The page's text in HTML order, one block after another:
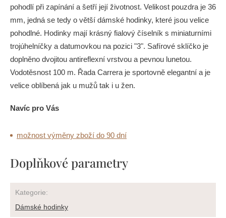
pohodlí při zapínání a šetří její životnost. Velikost pouzdra je 36
mm, jedná se tedy o větší dámské hodinky, které jsou velice
pohodlné. Hodinky mají krásný fialový číselník s miniaturními
trojúhelníčky a datumovkou na pozici "3". Safírové sklíčko je
doplněno dvojitou antireflexní vrstvou a pevnou lunetou.
Vodotěsnost 100 m. Řada Carrera je sportovně elegantní a je
velice oblíbená jak u mužů tak i u žen.
Navíc pro Vás
možnost výměny zboží do 90 dní
Doplňkové parametry
Kategorie:
Dámské hodinky